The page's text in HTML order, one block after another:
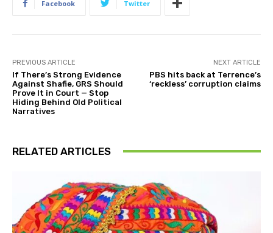
Facebook Twitter
PREVIOUS ARTICLE
If There’s Strong Evidence
Against Shafie, GRS Should
Prove It in Court — Stop
Hiding Behind Old Political
Narratives
NEXT ARTICLE
PBS hits back at Terrence’s
‘reckless’ corruption claims
RELATED ARTICLES